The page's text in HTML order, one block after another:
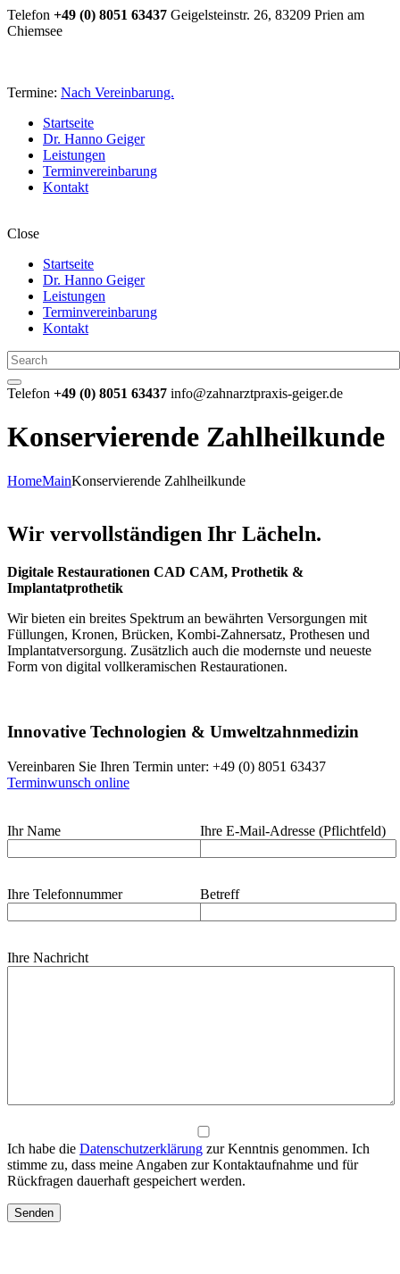
Telefon +49 (0) 8051 63437 Geigelsteinstr. 26, 83209 Prien am
Chiemsee
Termine: Nach Vereinbarung.
Startseite
Dr. Hanno Geiger
Leistungen
Terminvereinbarung
Kontakt
Close
Startseite
Dr. Hanno Geiger
Leistungen
Terminvereinbarung
Kontakt
Telefon +49 (0) 8051 63437 info@zahnarztpraxis-geiger.de
Konservierende Zahlheilkunde
HomeMainKonservierende Zahlheilkunde
Wir vervollständigen Ihr Lächeln.
Digitale Restaurationen CAD CAM, Prothetik &
Implantatprothetik
Wir bieten ein breites Spektrum an bewährten Versorgungen mit
Füllungen, Kronen, Brücken, Kombi-Zahnersatz, Prothesen und
Implantatversorgung. Zusätzlich auch die modernste und neueste
Form von digital vollkeramischen Restaurationen.
Innovative Technologien & Umweltzahnmedizin
Vereinbaren Sie Ihren Termin unter: +49 (0) 8051 63437
Terminwunsch online
Ihr Name Ihre E-Mail-Adresse (Pflichtfeld)
Ihre Telefonnummer Betreff
Ihre Nachricht
Ich habe die Datenschutzerklärung zur Kenntnis genommen. Ich
stimme zu, dass meine Angaben zur Kontaktaufnahme und für
Rückfragen dauerhaft gespeichert werden.